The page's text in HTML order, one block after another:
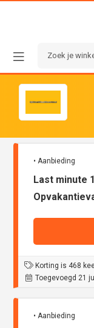
• Aanbieding
Last minute
Korting is 468
Toegevoegd 21
• Aanbieding